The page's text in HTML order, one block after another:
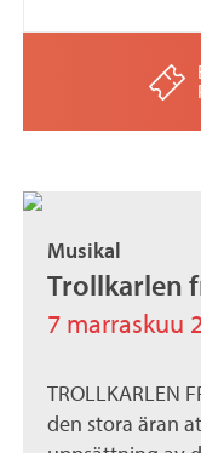
Musikal
Trollkarlen
7 marraskuu
TROLLKARLEN
den stora äran